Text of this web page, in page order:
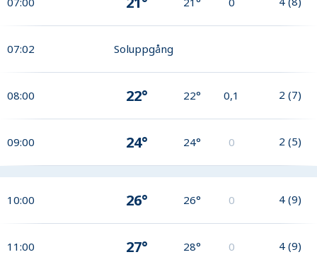
07:02 Soluppgång
08:00 22° 22° 0,1 2 (7)
09:00 24° 24° 0 2 (5)
10:00 26° 26° 0 4 (9)
11:00 27° 28° 0 4 (9)